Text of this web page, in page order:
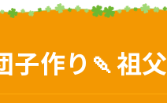
子作り🍡祖